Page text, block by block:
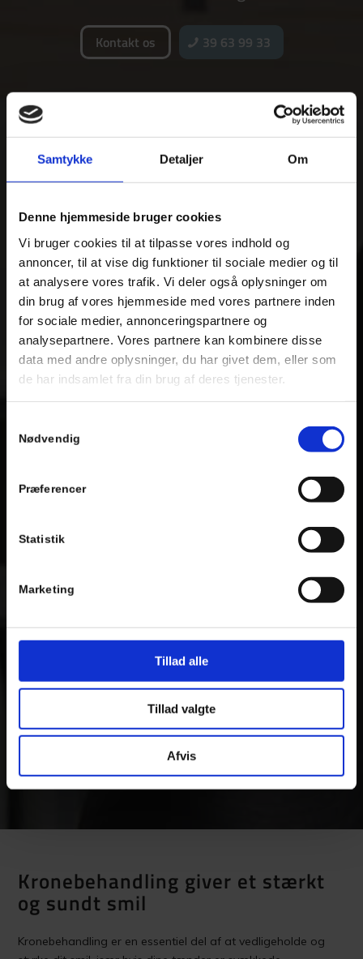
Samtykke Detaljer Om
Denne hjemmeside bruger cookies
Vi bruger cookies til at tilpasse vores indhold og
annoncer, til at vise dig funktioner til sociale medier og til
at analysere vores trafik. Vi deler også oplysninger om
din brug af vores hjemmeside med vores partnere inden
for sociale medier, annonceringspartnere og
analysepartnere. Vores partnere kan kombinere disse
data med andre oplysninger, du har givet dem, eller som
de har indsamlet fra din brug af deres tjenester.
Nødvendig
Præferencer
Statistik
Marketing
Tillad alle
Tillad valgte
Afvis
Kontakt os 39 63 99 33
Kronebehandling giver et stærkt
og sundt smil
Kronebehandling er en essentiel del af at vedligeholde og